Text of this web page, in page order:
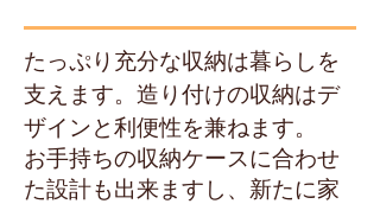
たっぷり充分な収納は暮らしを
支えます。造り付けの収納はデ
ザインと利便性を兼ねます。
お手持ちの収納ケースに合わせ
た設計も出来ますし、新たに家